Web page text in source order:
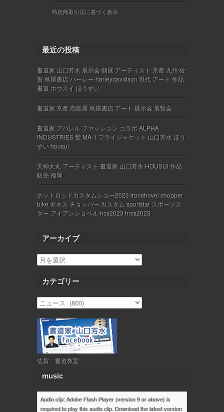
特定商取引法に基づく表示
最近の投稿
書道家 山口芳水 展示会 個展 アーティスト 京都 九州 佐
賀 蔦屋書店 ハーレー harleydavidson 現代 アート 作品
書道 ホウスイ ほうすい
書道家 京都 高島屋 蔦屋書店 アート 展示会 展覧会
書道家 アパレル ファッション コラボ ALPHA
INDUSTRIES 鷲 MA-1 フライジャケット 山口芳水 ほう
すい housui
天神大丸 アーティスト 書道家 山口芳水 HOUSUI 作品
販売 福岡
ホットロッドカスタムショー2023 ironshovel chopper
bike ギネス チョッパー カスタム sportstar スポーツス
ター アイアンショベル hcs2023 hrcs2023
アーカイブ
カテゴリー
佐賀 書道教室
music
Audio clip: Adobe Flash Player (version 9 or above) is
required to play this audio clip. Download the latest version